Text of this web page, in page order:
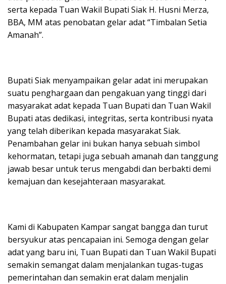
serta kepada Tuan Wakil Bupati Siak H. Husni Merza,
BBA, MM atas penobatan gelar adat “Timbalan Setia
Amanah”.
Bupati Siak menyampaikan gelar adat ini merupakan
suatu penghargaan dan pengakuan yang tinggi dari
masyarakat adat kepada Tuan Bupati dan Tuan Wakil
Bupati atas dedikasi, integritas, serta kontribusi nyata
yang telah diberikan kepada masyarakat Siak.
Penambahan gelar ini bukan hanya sebuah simbol
kehormatan, tetapi juga sebuah amanah dan tanggung
jawab besar untuk terus mengabdi dan berbakti demi
kemajuan dan kesejahteraan masyarakat.
Kami di Kabupaten Kampar sangat bangga dan turut
bersyukur atas pencapaian ini. Semoga dengan gelar
adat yang baru ini, Tuan Bupati dan Tuan Wakil Bupati
semakin semangat dalam menjalankan tugas-tugas
pemerintahan dan semakin erat dalam menjalin